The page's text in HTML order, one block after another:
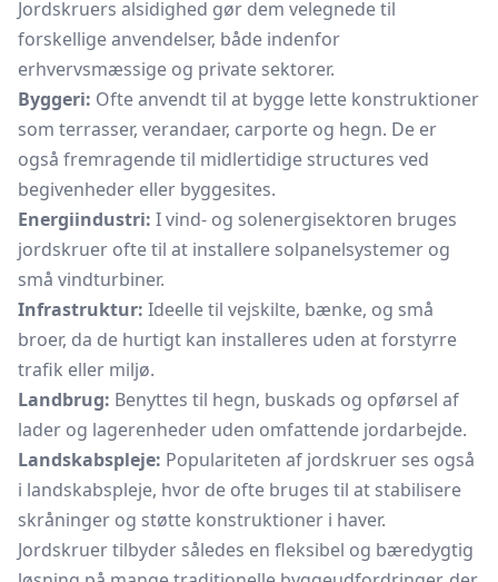
Jordskruers alsidighed gør dem velegnede til
forskellige anvendelser, både indenfor
erhvervsmæssige og private sektorer.
Byggeri: Ofte anvendt til at bygge lette konstruktioner
som terrasser, verandaer, carporte og hegn. De er
også fremragende til midlertidige structures ved
begivenheder eller byggesites.
Energiindustri: I vind- og solenergisektoren bruges
jordskruer ofte til at installere solpanelsystemer og
små vindturbiner.
Infrastruktur: Ideelle til vejskilte, bænke, og små
broer, da de hurtigt kan installeres uden at forstyrre
trafik eller miljø.
Landbrug: Benyttes til hegn, buskads og opførsel af
lader og lagerenheder uden omfattende jordarbejde.
Landskabspleje: Populariteten af jordskruer ses også
i landskabspleje, hvor de ofte bruges til at stabilisere
skråninger og støtte konstruktioner i haver.
Jordskruer tilbyder således en fleksibel og bæredygtig